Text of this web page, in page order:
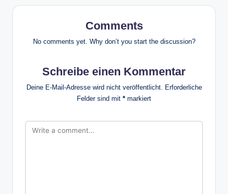
Comments
No comments yet. Why don’t you start the discussion?
Schreibe einen Kommentar
Deine E-Mail-Adresse wird nicht veröffentlicht. Erforderliche
Felder sind mit * markiert